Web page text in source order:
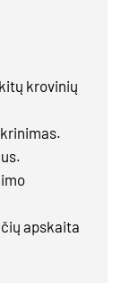
krovinių
apskaita